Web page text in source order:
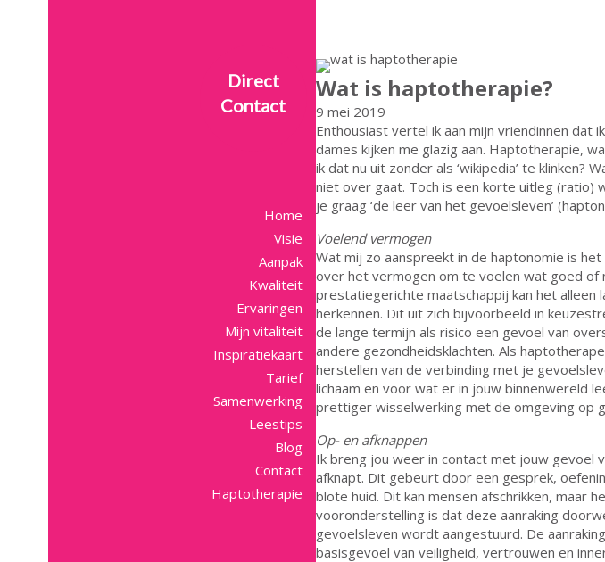
Direct
Contact
Home
Visie
Aanpak
Kwaliteit
Ervaringen
Mijn vitaliteit
Inspiratiekaart
Tarief
Samenwerking
Leestips
Blog
Contact
Haptotherapie
Wat is haptotherapie?
9 mei 2019
Enthousiast vertel ik aan mijn vriendinnen dat
dames kijken me glazig aan. Haptotherapie,
ik dat nu uit zonder als ‘wikipedia’ te klinken?
niet over gaat. Toch is een korte uitleg (ratio)
je graag ‘de leer van het gevoelsleven’
Voelend vermogen
Wat mij zo aanspreekt in de haptonomie is
over het vermogen om te voelen wat goed of
prestatiegerichte maatschappij kan het
herkennen. Dit uit zich bijvoorbeeld in
de lange termijn als risico een gevoel van
andere gezondheidsklachten. Als
herstellen van de verbinding met je
lichaam en voor wat er in jouw binnenwereld
prettiger wisselwerking met de omgeving op
Op- en afknappen
Ik breng jou weer in contact met jouw gevoel
afknapt. Dit gebeurt door een gesprek,
blote huid. Dit kan mensen afschrikken, maar
vooronderstelling is dat deze aanraking
gevoelsleven wordt aangestuurd. De
basisgevoel van veiligheid, vertrouwen en